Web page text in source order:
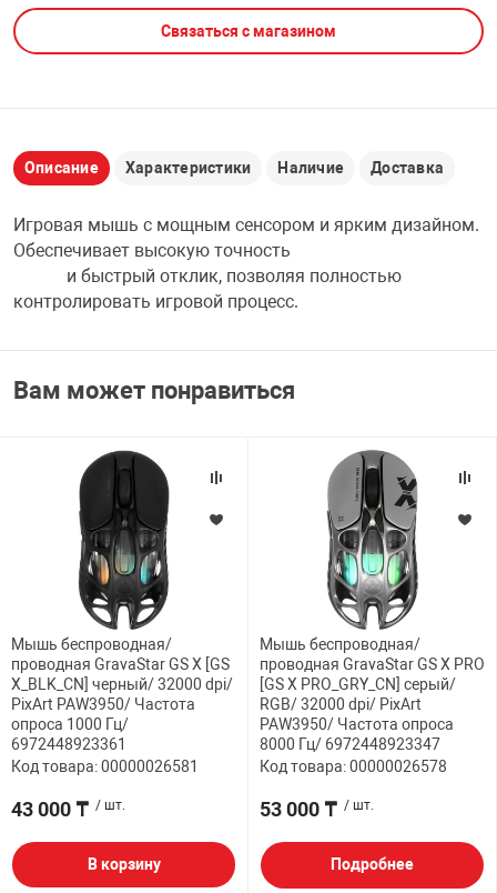
PCI АДАПТЕРЫ
USB
CD-DVD ДИСКИ
ЛЕНТА ДЛЯ
ДОМА
ТЕХНИКА
Связаться с магазином
Описание Характеристики Наличие Доставка
Игровая мышь с мощным сенсором и ярким дизайном.
Обеспечивает высокую точность
и быстрый отклик, позволяя полностью
контролировать игровой процесс.
Вам может понравиться
Мышь беспроводная/
проводная GravaStar GS X [GS
X_BLK_CN] черный/ 32000 dpi/
PixArt PAW3950/ Частота
опроса 1000 Гц/
6972448923361
Код товара: 00000026581
43 000 ₸ / шт.
В корзину
Мышь беспроводная/
проводная GravaStar GS X PRO
[GS X PRO_GRY_CN] серый/
RGB/ 32000 dpi/ PixArt
PAW3950/ Частота опроса
8000 Гц/ 6972448923347
Код товара: 00000026578
53 000 ₸ / шт.
Подробнее